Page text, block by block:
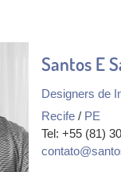
Santos E
Designers de
Recife / PE
Tel: +55 (81)